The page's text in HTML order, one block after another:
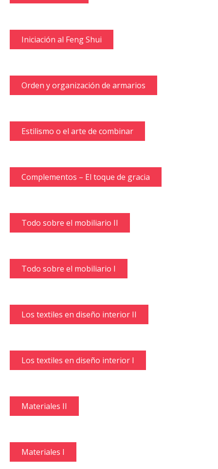
Iniciación al Feng Shui
Orden y organización de armarios
Estilismo o el arte de combinar
Complementos – El toque de gracia
Todo sobre el mobiliario II
Todo sobre el mobiliario I
Los textiles en diseño interior II
Los textiles en diseño interior I
Materiales II
Materiales I